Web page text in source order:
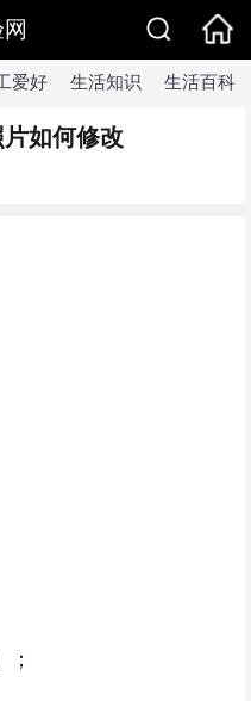
爱好 生活知识 生活百科
如何修改